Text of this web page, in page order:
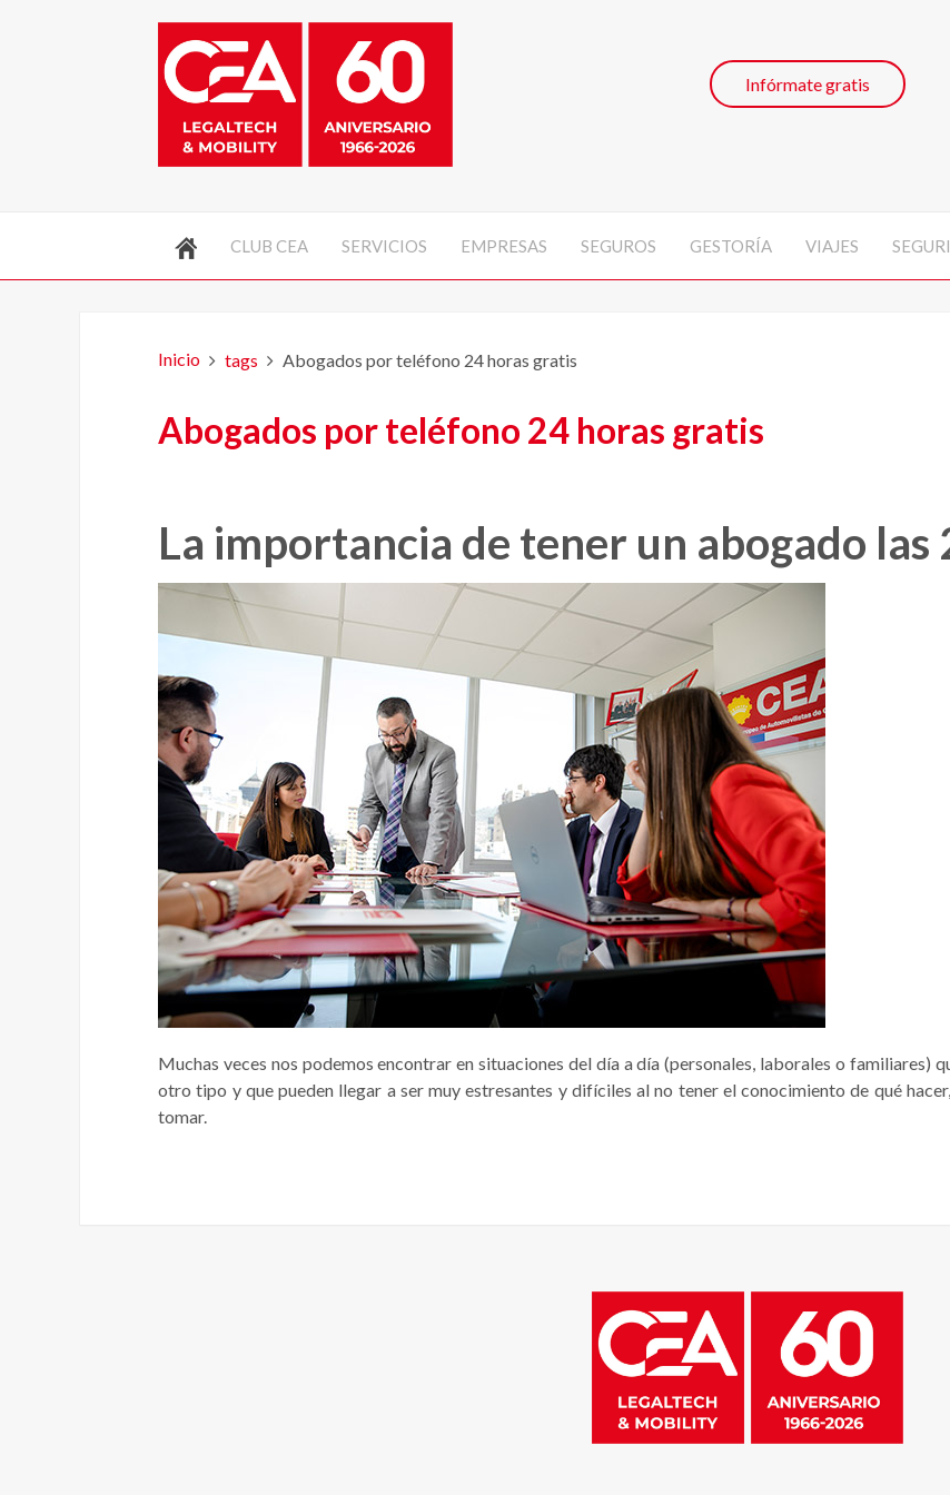
Infórmate gratis
CLUB CEA SERVICIOS EMPRESAS SEGUROS GESTORÍA VIAJES
Inicio tags Abogados por teléfono 24 horas gratis
Abogados por teléfono 24 horas gratis
La importancia de tener un abogado las
Muchas veces nos podemos encontrar en situaciones del día a día (personales, laborales o familiares)
otro tipo y que pueden llegar a ser muy estresantes y difíciles al no tener el conocimiento de qué
tomar.